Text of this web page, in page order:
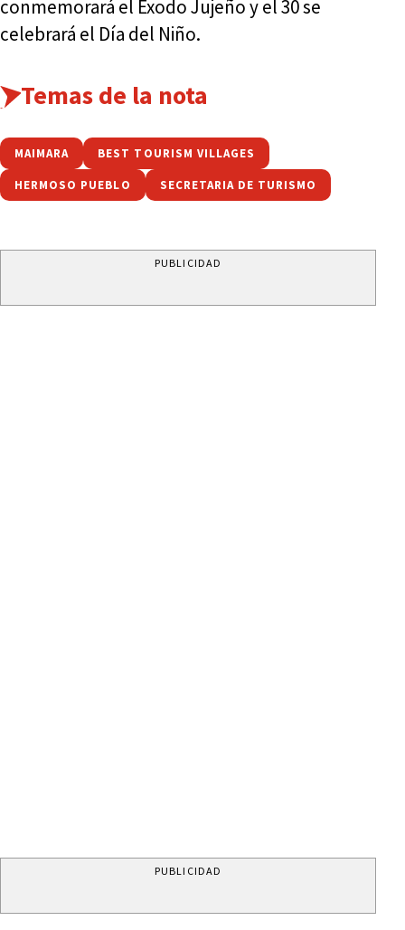
conmemorará el Exodo Jujeño y el 30 se
celebrará el Día del Niño.
Temas de la nota
MAIMARA BEST TOURISM VILLAGES
HERMOSO PUEBLO SECRETARIA DE TURISMO
PUBLICIDAD
PUBLICIDAD